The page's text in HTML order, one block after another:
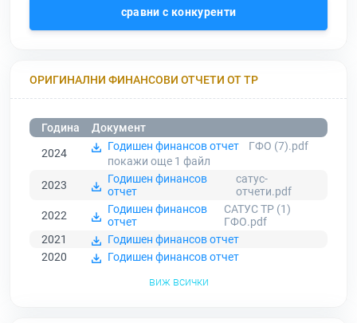
сравни с конкуренти
ОРИГИНАЛНИ ФИНАНСОВИ ОТЧЕТИ ОТ ТР
Година
Документ
2024
Годишен финансов отчет
ГФО (7).pdf
покажи още 1 файл
2023
Годишен финансов
отчет
сатус-
отчети.pdf
2022
Годишен финансов
отчет
САТУС ТР (1)
ГФО.pdf
2021
Годишен финансов отчет
2020
Годишен финансов отчет
виж всички